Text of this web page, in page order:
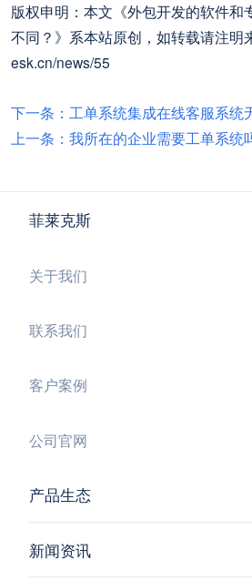
版权申明：本文《外包开发的软件和
不同？》系本站原创，如转载请注明
esk.cn/news/55
下一条：工单系统集成在线客服系统
上一条：我所在的企业需要工单系统
菲莱克斯
关于我们
联系我们
客户案例
公司官网
产品生态
新闻资讯